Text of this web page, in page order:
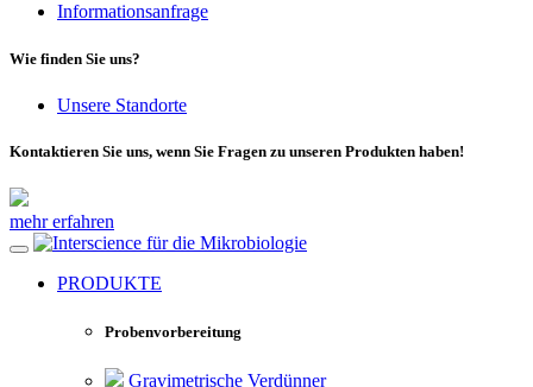
Informationsanfrage
Wie finden Sie uns?
Unsere Standorte
Kontaktieren Sie uns, wenn Sie Fragen zu unseren Produkten haben!
mehr erfahren
für die Mikrobiologie
PRODUKTE
Probenvorbereitung
Gravimetrische Verdünner